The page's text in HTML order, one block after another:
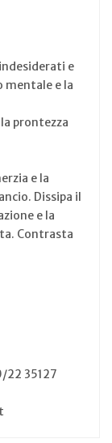
e
mentale e la
prontezza
e la
Dissipa il
e la
Contrasta
22 35127